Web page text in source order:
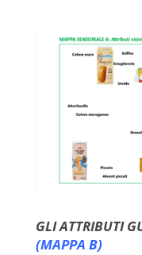
GLI ATTRIBUTI
(MAPPA B)